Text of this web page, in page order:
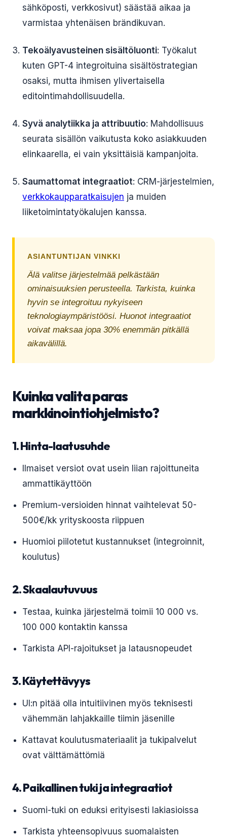
sähköposti, verkkosivut) säästää aikaa ja
varmistaa yhtenäisen brändikuvan.
Tekoälyavusteinen sisältöluonti: Työkalut
kuten GPT-4 integroituina sisältöstrategian
osaksi, mutta ihmisen ylivertaisella
editointimahdollisuudella.
Syvä analytiikka ja attribuutio: Mahdollisuus
seurata sisällön vaikutusta koko asiakkuuden
elinkaarella, ei vain yksittäisiä kampanjoita.
Saumattomat integraatiot: CRM-järjestelmien,
verkkokaupparatkaisujen ja muiden
liiketoimintatyökalujen kanssa.
ASIANTUNTIJAN VINKKI
Älä valitse järjestelmää pelkästään
ominaisuuksien perusteella. Tarkista, kuinka
hyvin se integroituu nykyiseen
teknologiaympäristöösi. Huonot integraatiot
voivat maksaa jopa 30% enemmän pitkällä
aikavälillä.
Kuinka valita paras
markkinointiohjelmisto?
1. Hinta-laatusuhde
Ilmaiset versiot ovat usein liian rajoittuneita
ammattikäyttöön
Premium-versioiden hinnat vaihtelevat 50-
500€/kk yrityskoosta riippuen
Huomioi piilotetut kustannukset (integroinnit,
koulutus)
2. Skaalautuvuus
Testaa, kuinka järjestelmä toimii 10 000 vs.
100 000 kontaktin kanssa
Tarkista API-rajoitukset ja latausnopeudet
3. Käytettävyys
UI:n pitää olla intuitiivinen myös teknisesti
vähemmän lahjakkaille tiimin jäsenille
Kattavat koulutusmateriaalit ja tukipalvelut
ovat välttämättömiä
4. Paikallinen tuki ja integraatiot
Suomi-tuki on eduksi erityisesti lakiasioissa
Tarkista yhteensopivuus suomalaisten